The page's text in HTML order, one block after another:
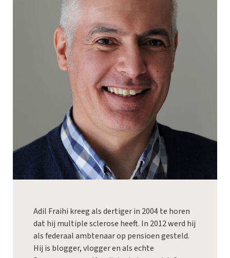
Adil Fraihi kreeg als dertiger in 2004 te horen
dat hij multiple sclerose heeft. In 2012 werd hij
als federaal ambtenaar op pensioen gesteld.
Hij is blogger, vlogger en als echte